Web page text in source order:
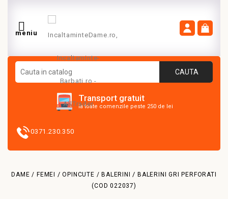

meniu
CAUTA
Transport gratuit
la toate comenzile peste 250 de lei
0371.230.350
DAME / FEMEI OPINCUTE / BALERINI
BALERINI GRI PERFORATI
(COD 022037)